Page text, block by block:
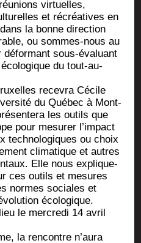
vir­tuelles,
et récréa­tives en
la bonne direc­tion
ou sommes-nous au
sous-éva­luant
du tout-au-
rece­vra Cécile
du Qué­bec à Mont­
les outils que
pour mesu­rer l’impact
tech­no­lo­giques ou choix
cli­ma­tique et autres
Elle nous expli­que­
ces outils et mesures
normes sociales et
écologique.
le mer­cre­di 14 avril
la ren­contre n’au­ra